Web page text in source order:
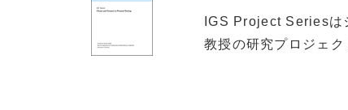
IGS Project Seriesは
教授の研究プロジェク